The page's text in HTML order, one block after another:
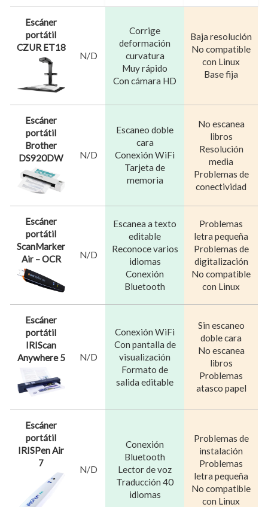
Escáner
portátil
CZUR ET18
N/D
Corrige
deformación
curvatura
Muy rápido
Con cámara HD
Baja resolución
No compatible
con Linux
Base fija
Escáner
portátil
Brother
DS920DW
N/D
Escaneo doble
cara
Conexión WiFi
Tarjeta de
memoria
No escanea
libros
Resolución
media
Problemas de
conectividad
Escáner
portátil
ScanMarker
Air – OCR
N/D
Escanea a texto
editable
Reconoce varios
idiomas
Conexión
Bluetooth
Problemas
letra pequeña
Problemas de
digitalización
No compatible
con Linux
Escáner
portátil
IRIScan
Anywhere 5
N/D
Conexión WiFi
Con pantalla de
visualización
Formato de
salida editable
Sin escaneo
doble cara
No escanea
libros
Problemas
atasco papel
Escáner
portátil
IRISPen Air
7
N/D
Conexión
Bluetooth
Lector de voz
Traducción 40
idiomas
Problemas de
instalación
Problemas
letra pequeña
No compatible
con Linux